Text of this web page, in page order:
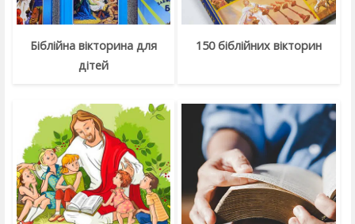
Біблійна вікторина для
дітей
150 біблійних вікторин